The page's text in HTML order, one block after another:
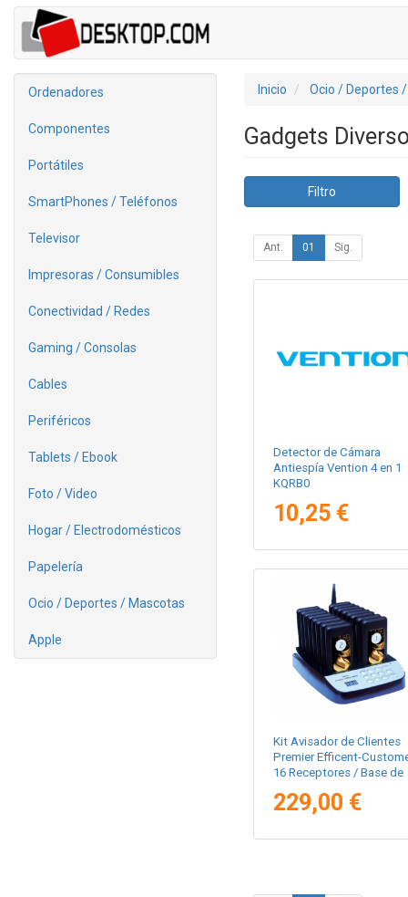
Ordenadores
Componentes
Portátiles
SmartPhones / Teléfonos
Televisor
Impresoras / Consumibles
Conectividad / Redes
Gaming / Consolas
Cables
Periféricos
Tablets / Ebook
Foto / Video
Hogar / Electrodomésticos
Papelería
Ocio / Deportes / Mascotas
Apple
Inicio Ocio / Deportes
Gadgets
Filtro
Ant. 01 Sig.
Detector de Cámara
Antiespía Vention 4 en 1
KQRB0
10,25 €
Kit Avisador de Clientes
Premier Efficent-
16 Receptores / Base de
229,00 €